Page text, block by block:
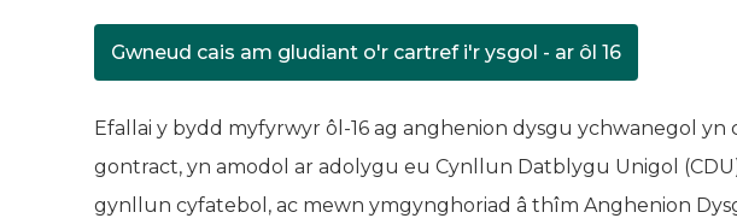
Gwneud cais am gludiant o'r cartref i'r ysgol - ar ôl 16
(yn agor mewn tab newydd)
Efallai y bydd myfyrwyr ôl-16 ag anghenion dysgu ychwanegol yn
gontract, yn amodol ar adolygu eu Cynllun Datblygu Unigol
gynllun cyfatebol, ac mewn ymgynghoriad â thîm Anghenion